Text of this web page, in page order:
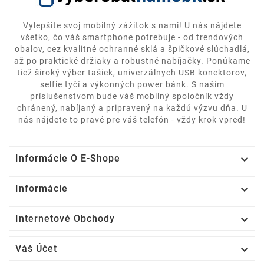
Vylepšite svoj mobilný zážitok s nami! U nás nájdete
všetko, čo váš smartphone potrebuje - od trendových
obalov, cez kvalitné ochranné sklá a špičkové slúchadlá,
až po praktické držiaky a robustné nabíjačky. Ponúkame
tiež široký výber tašiek, univerzálnych USB konektorov,
selfie tyčí a výkonných power bánk. S naším
príslušenstvom bude váš mobilný spoločník vždy
chránený, nabíjaný a pripravený na každú výzvu dňa. U
nás nájdete to pravé pre váš telefón - vždy krok vpred!
Informácie O E-Shope 
Informácie 
Internetové Obchody 
Váš Účet 